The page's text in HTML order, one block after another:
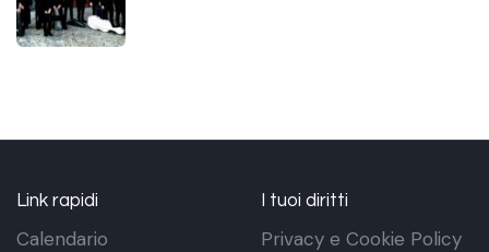
Link rapidi
Calendario
I tuoi diritti
Privacy e Cookie Policy